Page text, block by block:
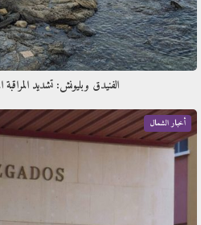
الفنيدق وبليونش: تشديد المراقبة
أخبار الشمال